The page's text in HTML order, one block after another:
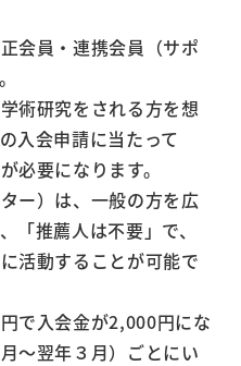
会員・連携会員（サポ
術研究をされる方を想
入会申請に当たって
必要になります。
ー）は、一般の方を広
「推薦人は不要」で、
活動することが可能で
で入会金が2,000円にな
～翌年３月）ごとにい